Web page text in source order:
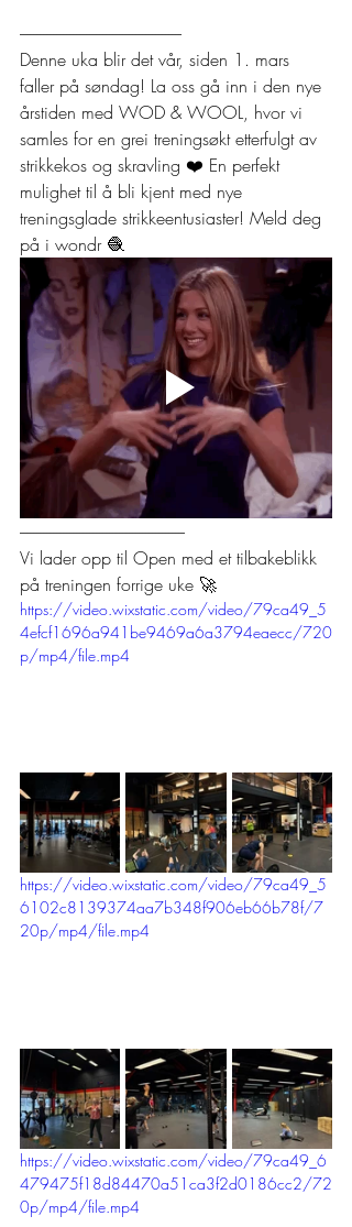
-------------------------------------------------
Denne uka blir det vår, siden 1. mars
faller på søndag! La oss gå inn i den nye
årstiden med WOD & WOOL, hvor vi
samles for en grei treningsøkt etterfulgt av
strikkekos og skravling ❤️ En perfekt
mulighet til å bli kjent med nye
treningsglade strikkeentusiaster! Meld deg
på i wondr 🧶
--------------------------------------------------
Vi lader opp til Open med et tilbakeblikk
på treningen forrige uke 🚀
https://video.wixstatic.com/video/79ca49_5
4efcf1696a941be9469a6a3794eaecc/720
p/mp4/file.mp4
https://video.wixstatic.com/video/79ca49_5
6102c8139374aa7b348f906eb66b78f/7
20p/mp4/file.mp4
https://video.wixstatic.com/video/79ca49_6
479475f18d84470a51ca3f2d0186cc2/72
0p/mp4/file.mp4